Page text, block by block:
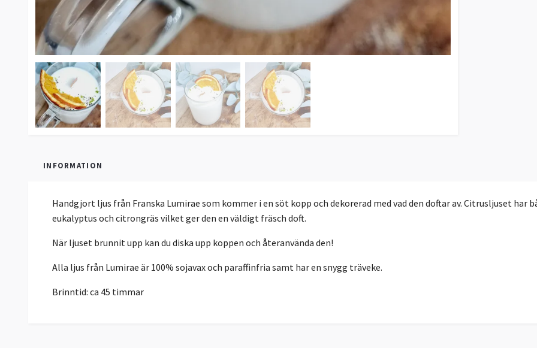
INFORMATION
Handgjort ljus från Franska Lumirae som kommer i en söt kopp och dekorerad med vad den doftar av. Citrusljuset har
eukalyptus och citrongräs vilket ger den en väldigt fräsch doft.
När ljuset brunnit upp kan du diska upp koppen och återanvända den!
Alla ljus från Lumirae är 100% sojavax och paraffinfria samt har en snygg träveke.
Brinntid: ca 45 timmar